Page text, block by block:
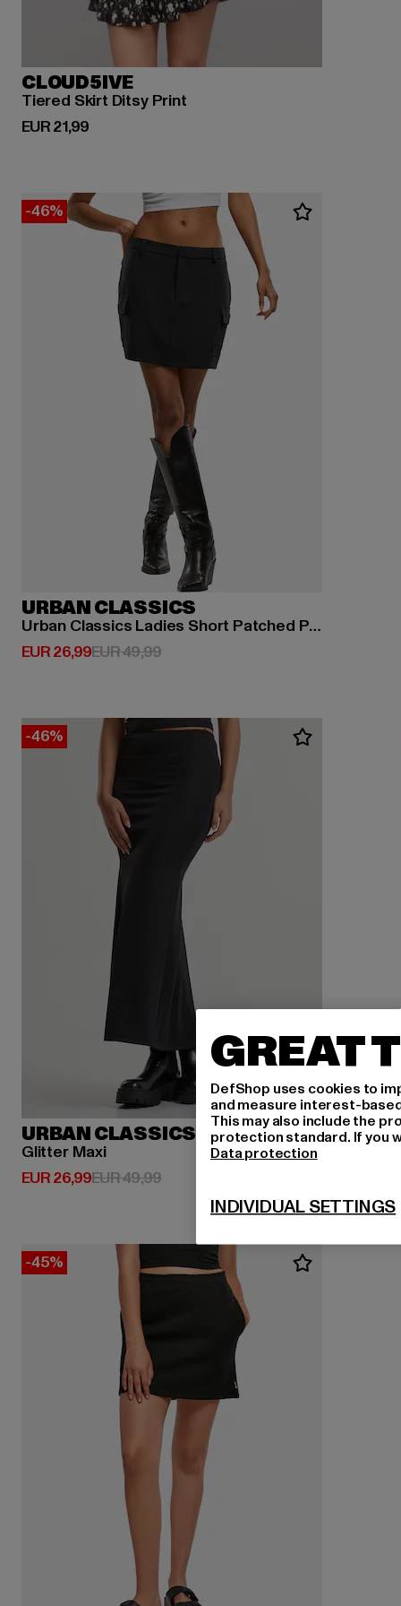
CLOUD5IVE
Tiered Skirt Ditsy Print
EUR 21,99
Derzeitiger Preis: EUR 21,99
-46%
URBAN CLASSICS
Urban Classics Ladies Short Patched Pocket Skirt
EUR 26,99
Derzeitiger Preis: EUR 26,99
EUR 49,99Aktionspreis: EUR 49,99
-46%
URBAN CLASSICS
Glitter Maxi
EUR 26,99
Derzeitiger Preis: EUR 26,99
EUR 49,99Aktionspreis: EUR 49,99
-45%
GREAT
DefShop uses cookies to
and measure interest-
This may also include the
protection standard. If you
Data protection
INDIVIDUAL SETTINGS